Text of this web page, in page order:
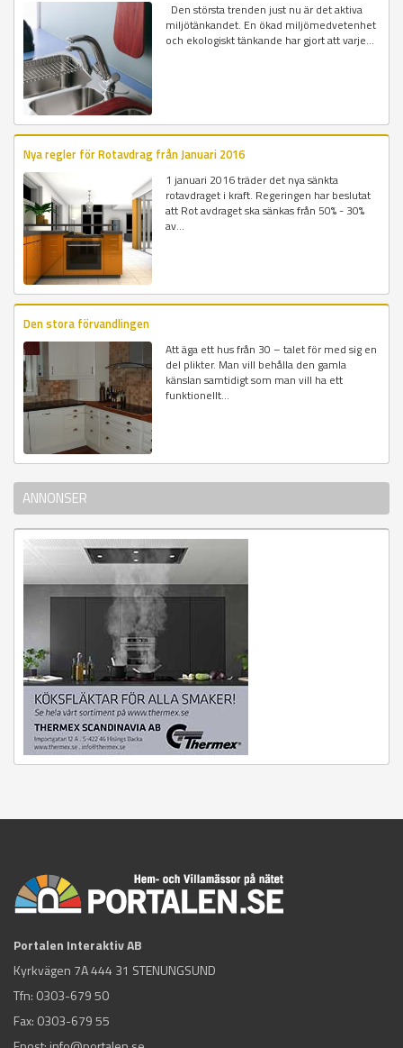
Den största trenden just nu är det aktiva
miljötänkandet. En ökad miljömedvetenhet
och ekologiskt tänkande har gjort att varje...
Nya regler för Rotavdrag från Januari 2016
1 januari 2016 träder det nya sänkta
rotavdraget i kraft. Regeringen har beslutat
att Rot avdraget ska sänkas från 50% - 30%
av...
Den stora förvandlingen
Att äga ett hus från 30 – talet för med sig en
del plikter. Man vill behålla den gamla
känslan samtidigt som man vill ha ett
funktionellt...
ANNONSER
Portalen Interaktiv AB
Kyrkvägen 7A 444 31 STENUNGSUND
Tfn: 0303-679 50
Fax: 0303-679 55